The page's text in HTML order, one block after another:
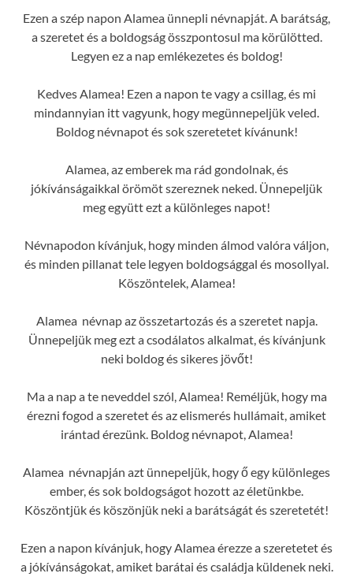
Ezen a szép napon Alamea ünnepli névnapját. A barátság,
a szeretet és a boldogság összpontosul ma körülötted.
Legyen ez a nap emlékezetes és boldog!
Kedves Alamea! Ezen a napon te vagy a csillag, és mi
mindannyian itt vagyunk, hogy megünnepeljük veled.
Boldog névnapot és sok szeretetet kívánunk!
Alamea, az emberek ma rád gondolnak, és
jókívánságaikkal örömöt szereznek neked. Ünnepeljük
meg együtt ezt a különleges napot!
Névnapodon kívánjuk, hogy minden álmod valóra váljon,
és minden pillanat tele legyen boldogsággal és mosollyal.
Köszöntelek, Alamea!
Alamea névnap az összetartozás és a szeretet napja.
Ünnepeljük meg ezt a csodálatos alkalmat, és kívánjunk
neki boldog és sikeres jövőt!
Ma a nap a te neveddel szól, Alamea! Reméljük, hogy ma
érezni fogod a szeretet és az elismerés hullámait, amiket
irántad érezünk. Boldog névnapot, Alamea!
Alamea névnapján azt ünnepeljük, hogy ő egy különleges
ember, és sok boldogságot hozott az életünkbe.
Köszöntjük és köszönjük neki a barátságát és szeretetét!
Ezen a napon kívánjuk, hogy Alamea érezze a szeretetet és
a jókívánságokat, amiket barátai és családja küldenek neki.